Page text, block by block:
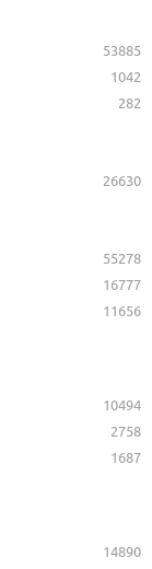
53885
1042
282
26630
55278
16777
11656
10494
2758
1687
14890